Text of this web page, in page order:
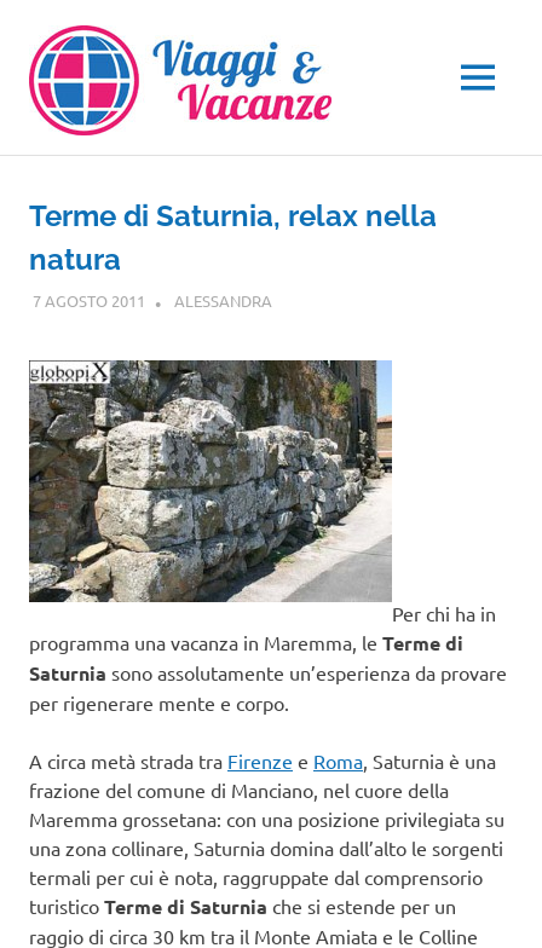
contenuto
MENU
Terme di Saturnia, relax nella
natura
7 AGOSTO 2011 ALESSANDRA
Per chi ha in
programma una vacanza in Maremma, le Terme di
Saturnia sono assolutamente un’esperienza da provare
per rigenerare mente e corpo.
A circa metà strada tra Firenze e Roma, Saturnia è una
frazione del comune di Manciano, nel cuore della
Maremma grossetana: con una posizione privilegiata su
una zona collinare, Saturnia domina dall’alto le sorgenti
termali per cui è nota, raggruppate dal comprensorio
turistico Terme di Saturnia che si estende per un
raggio di circa 30 km tra il Monte Amiata e le Colline